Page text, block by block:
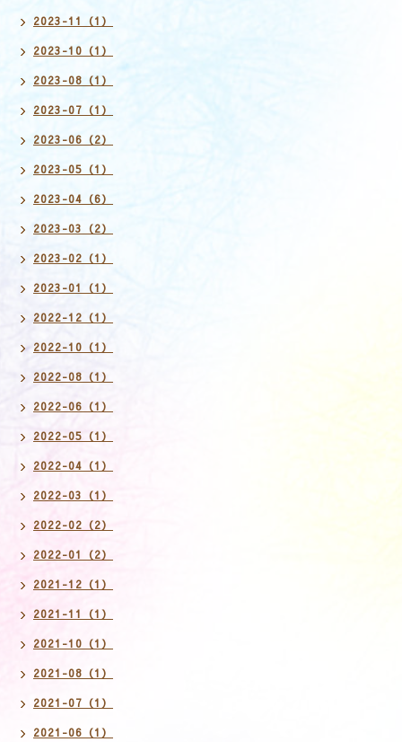
2023-11（1）
2023-10（1）
2023-08（1）
2023-07（1）
2023-06（2）
2023-05（1）
2023-04（6）
2023-03（2）
2023-02（1）
2023-01（1）
2022-12（1）
2022-10（1）
2022-08（1）
2022-06（1）
2022-05（1）
2022-04（1）
2022-03（1）
2022-02（2）
2022-01（2）
2021-12（1）
2021-11（1）
2021-10（1）
2021-08（1）
2021-07（1）
2021-06（1）